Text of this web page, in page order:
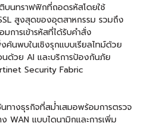
นทราฟฟิกที่ถอดรหัสโดยใช้
สูงสุดของอุตสาหกรรม รวมถึง
การเข้ารหัสที่ได้รับคำสั่ง
ค้นพบในเชิงรุกแบบเรียลไทม์ด้วย
ด้วย AI และบริการป้องกันภัย
Security Fabric
ทางธุรกิจที่สม่ำเสมอพร้อมการตรวจ
WAN แบบไดนามิกและการเพิ่ม